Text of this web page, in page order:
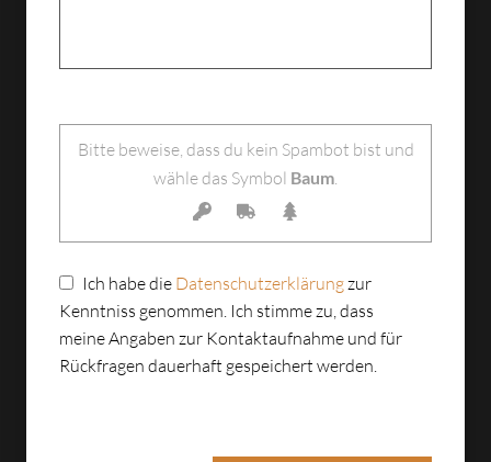
Bitte beweise, dass du kein Spambot bist und
wähle das Symbol Baum.
Ich habe die Datenschutzerklärungzur
Kenntniss genommen. Ich stimme zu, dass
meine Angaben zur Kontaktaufnahme und für
Rückfragen dauerhaft gespeichert werden.